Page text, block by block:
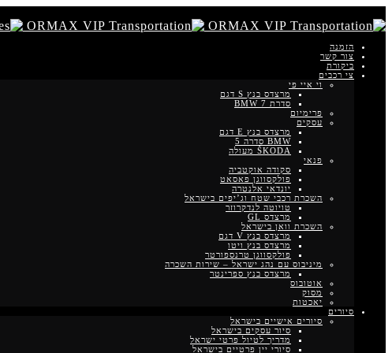
הזמנה
צור קשר
ביקורת
צי רכבים
וי איי פי
מרצדס בנץ S דגם
סדרת BMW 7
פרימיום
עסקים
מרצדס בנץ E דגם
BMW סדרה 5
ŠKODA מעולה
פנאי
סקודה אוקטביה
פולקסווגן פאסאט
יונדאי אלנטרה
השכרת רכבי שטח וג’יפים בישראל
טויוטה לנדקרוזר
מרצדס GL
השכרת וואן בישראל
מרצדס בנץ V דגם
מרצדס בנץ ויטו
פולקסווגן טרנספורטר
מיניבוס עם נהג ישראל – שירות השכרה
מרצדס בנץ ספרינטר
אוטובוס
מסוק
יאכטות
סיורים
סיורים אישיים בישראל
סיור עסקים בישראל
מדריך לטיול פרטי ישראל
סיורי יין פרטיים בישראל